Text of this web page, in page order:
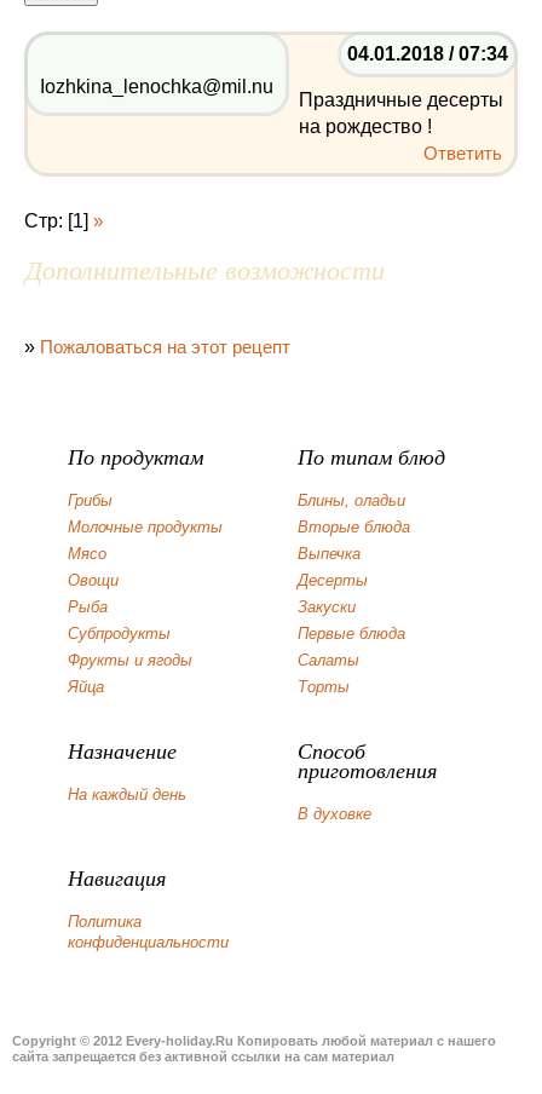
04.01.2018 / 07:34
Iozhkina_lenochka@mil.nu
Праздничные десерты
на рождество !
Ответить
Стр: [1] »
Дополнительные возможности
» Пожаловаться на этот рецепт
По продуктам
Грибы
Молочные продукты
Мясо
Овощи
Рыба
Субпродукты
Фрукты и ягоды
Яйца
По типам блюд
Блины, оладьи
Вторые блюда
Выпечка
Десерты
Закуски
Первые блюда
Салаты
Торты
Назначение
На каждый день
Способ
приготовления
В духовке
Навигация
Политика
конфиденциальности
Copyright © 2012 Every-holiday.Ru Копировать любой материал с нашего
сайта запрещается без активной ссылки на сам материал